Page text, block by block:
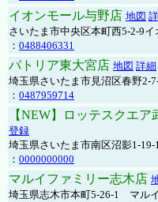
イオンモール与野店 地図
さいたま市中央区本町西5-2-9
： 0488406331
パトリア東大宮店 地図 詳細
埼玉県さいたま市見沼区春野2-
： 0487959714
【NEW】ロッテスクエア
登録
埼玉県さいたま市南区沼影1-
： 0000000000
マルイファミリー志木店
埼玉県志木市本町5-26-1 マル